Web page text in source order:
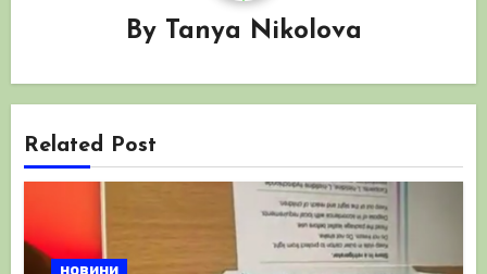
By Tanya Nikolova
Related Post